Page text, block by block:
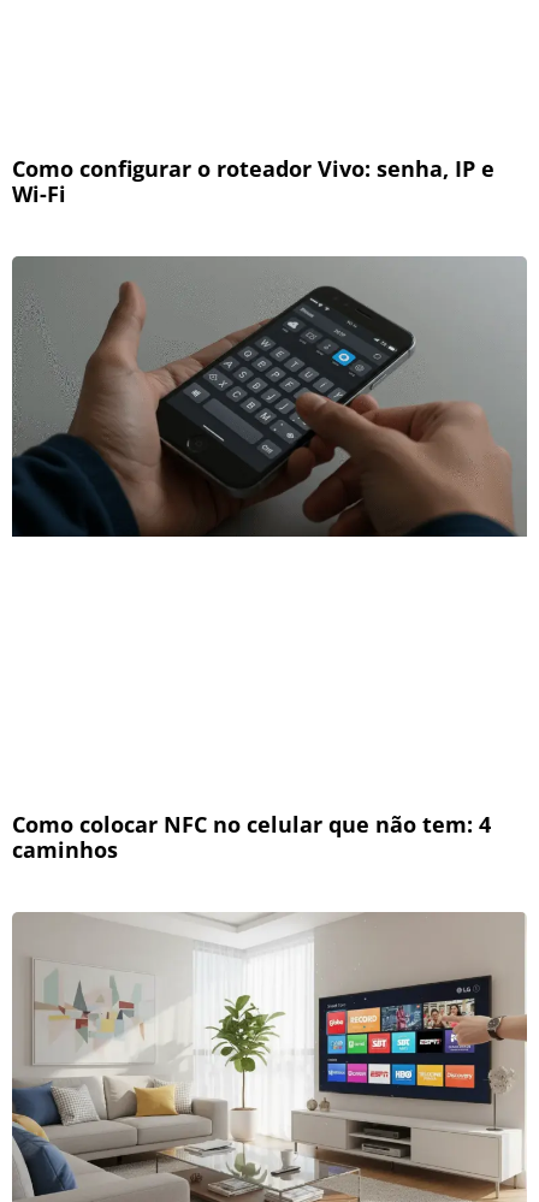
Como configurar o roteador Vivo: senha, IP e
Wi-Fi
Como colocar NFC no celular que não tem: 4
caminhos